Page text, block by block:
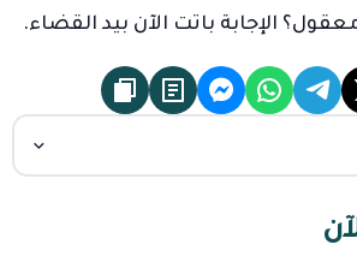
الإجابة باتت الآن بيد القضاء.